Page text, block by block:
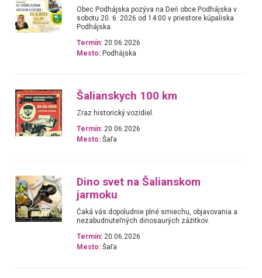
Obec Podhájska pozýva na Deň obce Podhájska v
sobotu 20. 6. 2026 od 14:00 v priestore kúpaliska
Podhájska.
Termín: 20.06.2026
Mesto: Podhájska
Šalianskych 100 km
Zraz historický vozidiel.
Termín: 20.06.2026
Mesto: Šaľa
Dino svet na Šalianskom
jarmoku
Čaká vás dopoludnie plné smiechu, objavovania a
nezabudnuteľných dinosaurých zážitkov.
Termín: 20.06.2026
Mesto: Šaľa